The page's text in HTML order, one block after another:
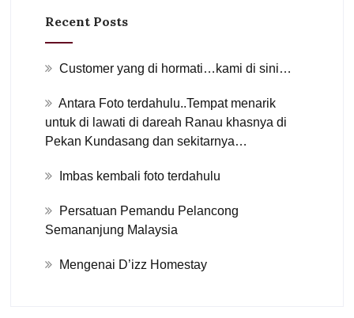
Recent Posts
Customer yang di hormati…kami di sini…
Antara Foto terdahulu..Tempat menarik
untuk di lawati di dareah Ranau khasnya di
Pekan Kundasang dan sekitarnya…
Imbas kembali foto terdahulu
Persatuan Pemandu Pelancong
Semananjung Malaysia
Mengenai D’izz Homestay